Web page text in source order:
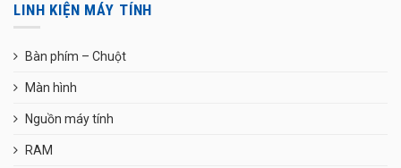
LINH KIỆN MÁY TÍNH
Bàn phím – Chuột
Màn hình
Nguồn máy tính
RAM